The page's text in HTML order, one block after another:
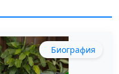
Биография